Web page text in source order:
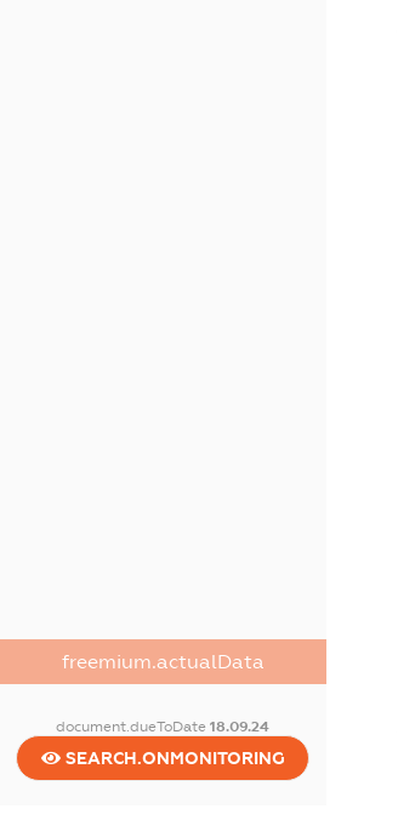
freemium.actualData
document.dueToDate18.09.24
SEARCH.ONMONITORING